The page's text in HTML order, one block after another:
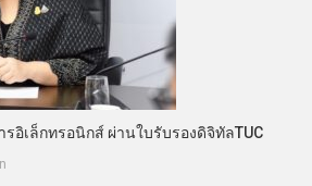
รอิเล็กทรอนิกส์ ผ่านใบรับรองดิจิทัลTUC